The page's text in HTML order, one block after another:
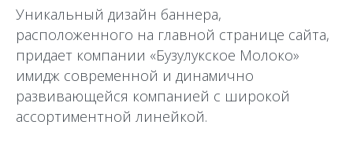
Уникальный дизайн баннера,
расположенного на главной странице сайта,
придает компании «Бузулукское Молоко»
имидж современной и динамично
развивающейся компанией с широкой
ассортиментной линейкой.